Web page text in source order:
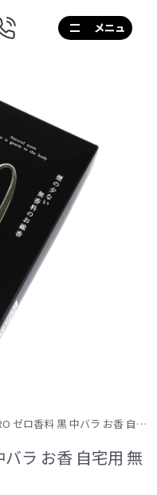
267-
10:00~17:00/
日
祝
線香 極ZERO ゼロ香料 黒 中バラ お香 自宅用 無香料 煙が少ない
ラ お香 自宅用 無